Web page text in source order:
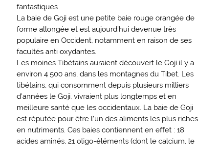
fantastiques.
La baie de Goji est une petite baie rouge orangée de
forme allongée et est aujourd’hui devenue très
populaire en Occident, notamment en raison de ses
facultés anti oxydantes.
Les moines Tibétains auraient découvert le Goji il y a
environ 4 500 ans, dans les montagnes du Tibet. Les
tibétains, qui consomment depuis plusieurs milliers
d’années le Goji, vivraient plus longtemps et en
meilleure santé que les occidentaux. La baie de Goji
est réputée pour être l’un des aliments les plus riches
en nutriments. Ces baies contiennent en effet : 18
acides aminés, 21 oligo-éléments (dont le calcium, le